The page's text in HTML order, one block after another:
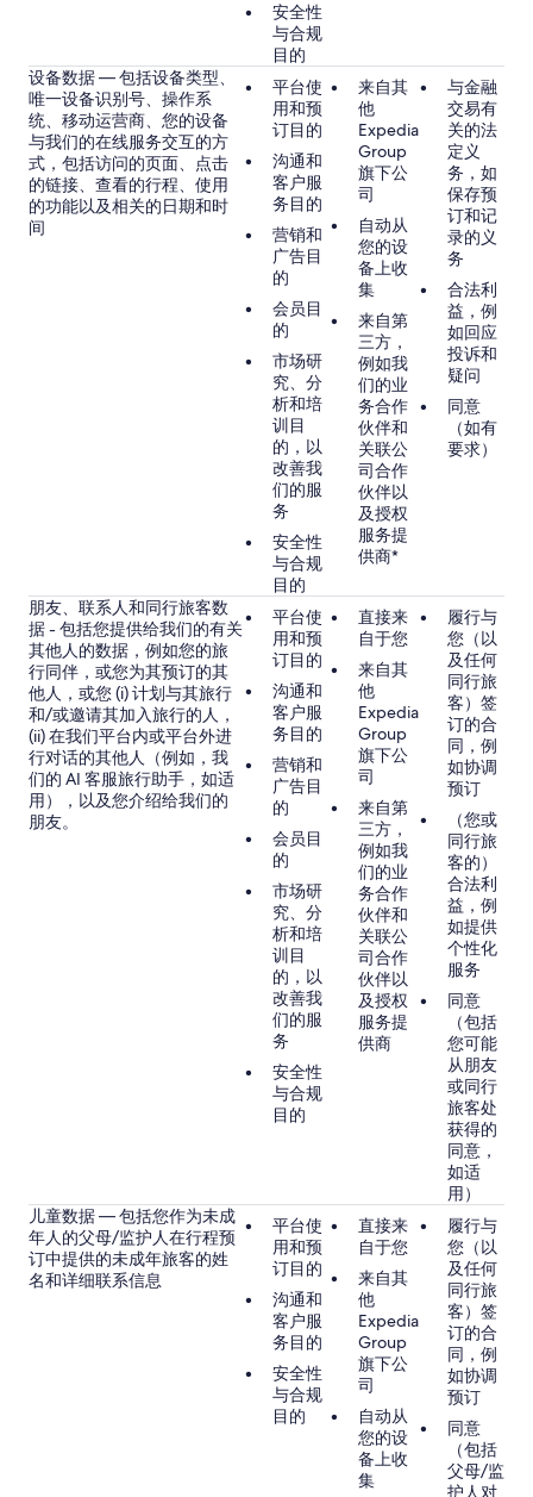
安全性
与合规
目的
设备数据 — 包括设备类型、
唯一设备识别号、操作系
统、移动运营商、您的设备
与我们的在线服务交互的方
式，包括访问的页面、点击
的链接、查看的行程、使用
的功能以及相关的日期和时
间
平台使
用和预
订目的
沟通和
客户服
务目的
营销和
广告目
的
会员目
的
市场研
究、分
析和培
训目
的，以
改善我
们的服
务
安全性
与合规
目的
来自其
他
Expedia
Group
旗下公
司
自动从
您的设
备上收
集
来自第
三方，
例如我
们的业
务合作
伙伴和
关联公
司合作
伙伴以
及授权
服务提
供商*
与金融
交易有
关的法
定义
务，如
保存预
订和记
录的义
务
合法利
益，例
如回应
投诉和
疑问
同意
（如有
要求）
朋友、联系人和同行旅客数
据 - 包括您提供给我们的有关
其他人的数据，例如您的旅
行同伴，或您为其预订的其
他人，或您 (i) 计划与其旅行
和/或邀请其加入旅行的人，
(ii) 在我们平台内或平台外进
行对话的其他人（例如，我
们的 AI 客服旅行助手，如适
用），以及您介绍给我们的
朋友。
平台使
用和预
订目的
沟通和
客户服
务目的
营销和
广告目
的
会员目
的
市场研
究、分
析和培
训目
的，以
改善我
们的服
务
安全性
与合规
目的
直接来
自于您
来自其
他
Expedia
Group
旗下公
司
来自第
三方，
例如我
们的业
务合作
伙伴和
关联公
司合作
伙伴以
及授权
服务提
供商
履行与
您（以
及任何
同行旅
客）签
订的合
同，例
如协调
预订
（您或
同行旅
客的）
合法利
益，例
如提供
个性化
服务
同意
（包括
您可能
从朋友
或同行
旅客处
获得的
同意，
如适
用）
儿童数据 — 包括您作为未成
年人的父母/监护人在行程预
订中提供的未成年旅客的姓
名和详细联系信息
平台使
用和预
订目的
沟通和
客户服
务目的
安全性
与合规
目的
直接来
自于您
来自其
他
Expedia
Group
旗下公
司
自动从
您的设
备上收
集
履行与
您（以
及任何
同行旅
客）签
订的合
同，例
如协调
预订
同意
（包括
父母/监
护人对